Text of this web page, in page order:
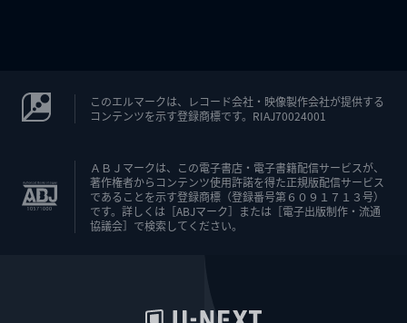
このエルマークは、レコード会社・映像製作会社が提供する
コンテンツを示す登録商標です。RIAJ70024001
ＡＢＪマークは、この電子書店・電子書籍配信サービスが、
著作権者からコンテンツ使用許諾を得た正規版配信サービス
であることを示す登録商標（登録番号第６０９１７１３号）
です。詳しくは［ABJマーク］または［電子出版制作・流通
協議会］で検索してください。